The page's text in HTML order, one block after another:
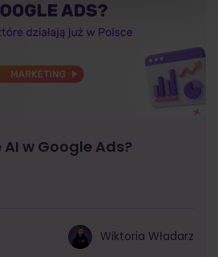
w Google Ads?
Wiktoria Władarz